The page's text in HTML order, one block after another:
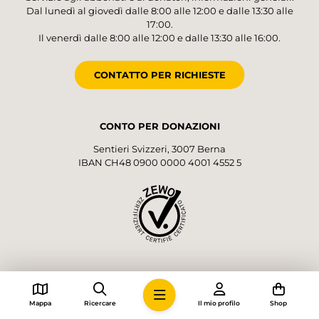
Dal lunedì al giovedì dalle 8:00 alle 12:00 e dalle 13:30 alle
17:00.
Il venerdì dalle 8:00 alle 12:00 e dalle 13:30 alle 16:00.
CONTATTO PER RICHIESTE
CONTO PER DONAZIONI
Sentieri Svizzeri, 3007 Berna
IBAN CH48 0900 0000 4001 4552 5
SEGUICI!
Mappa Ricercare Il mio profilo Shop